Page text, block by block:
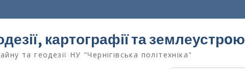
картографії та землеустрoю
та геодезії НУ "Чернігівська політехніка"